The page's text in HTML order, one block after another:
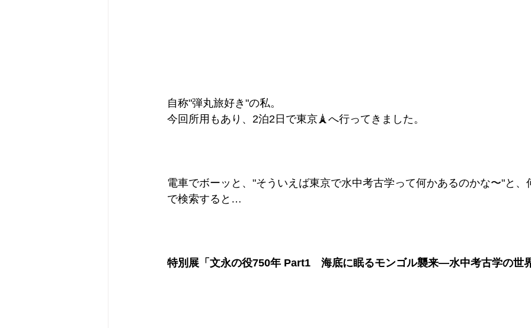
自称"弾丸旅好き"の私。
今回所用もあり、2泊2日で東京🗼へ行ってきました。
電車でボーッと、"そういえば東京で水中考古学って何かあるのかな〜"と、
で検索すると…
特別展「文永の役750年 Part1　海底に眠るモンゴル襲来―水中考古学の世